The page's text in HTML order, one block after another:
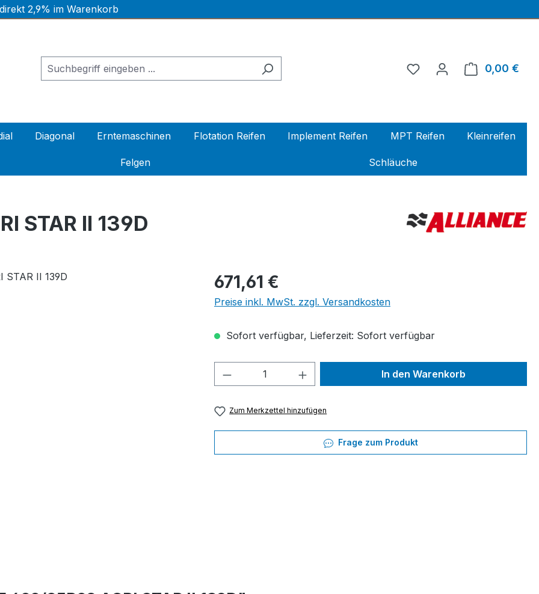
2,9% im Warenkorb
0,00 €
Diagonal Erntemaschinen Flotation Reifen Implement Reifen MPT Reifen Kleinreifen
Felgen Schläuche
STAR II 139D
Regulärer Preis:
671,61 €
Preise inkl. MwSt. zzgl. Versandkosten
Sofort verfügbar, Lieferzeit: Sofort verfügbar
Produkt Anzahl: Gib den gewünschten Wert
In den Warenkorb
Zum Merkzettel hinzufügen
Frage zum Produkt